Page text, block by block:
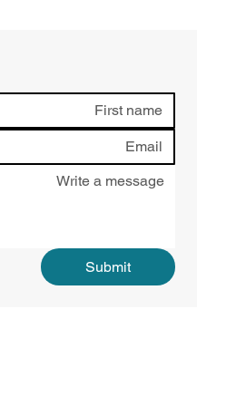
Submit